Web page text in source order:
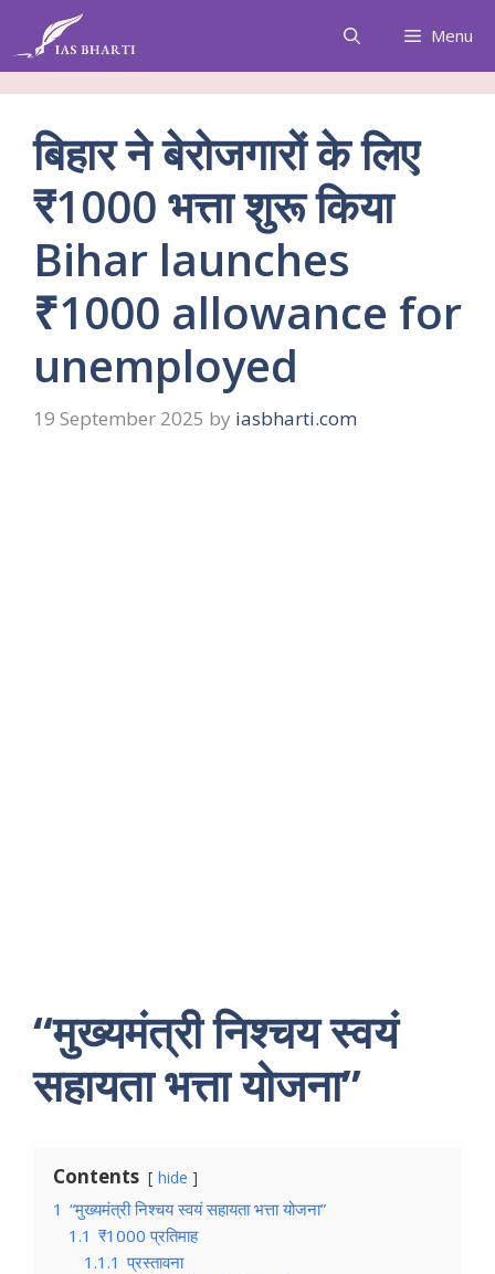
content
Menu
बिहार ने बेरोजगारों के लिए
₹1000 भत्ता शुरू किया
Bihar launches
₹1000 allowance for
unemployed
19 September 2025 by iasbharti.com
“मुख्यमंत्री निश्चय स्वयं
सहायता भत्ता योजना”
Contents hide
1 “मुख्यमंत्री निश्चय स्वयं सहायता भत्ता योजना”
1.1 ₹1000 प्रतिमाह
1.1.1 प्रस्तावना